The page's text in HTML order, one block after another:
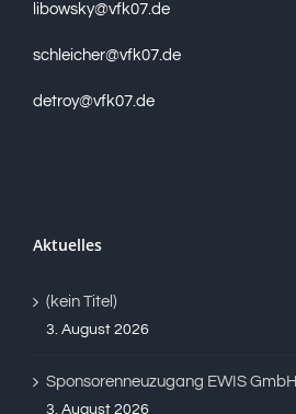
libowsky@vfk07.de
schleicher@vfk07.de
detroy@vfk07.de
Aktuelles
(kein Titel)
3. August 2026
Sponsorenneuzugang EWIS GmbH
3. August 2026